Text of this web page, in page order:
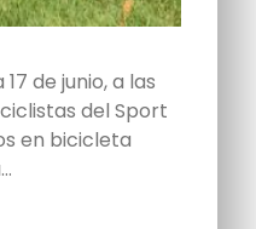
de junio, a las
del Sport
en bicicleta